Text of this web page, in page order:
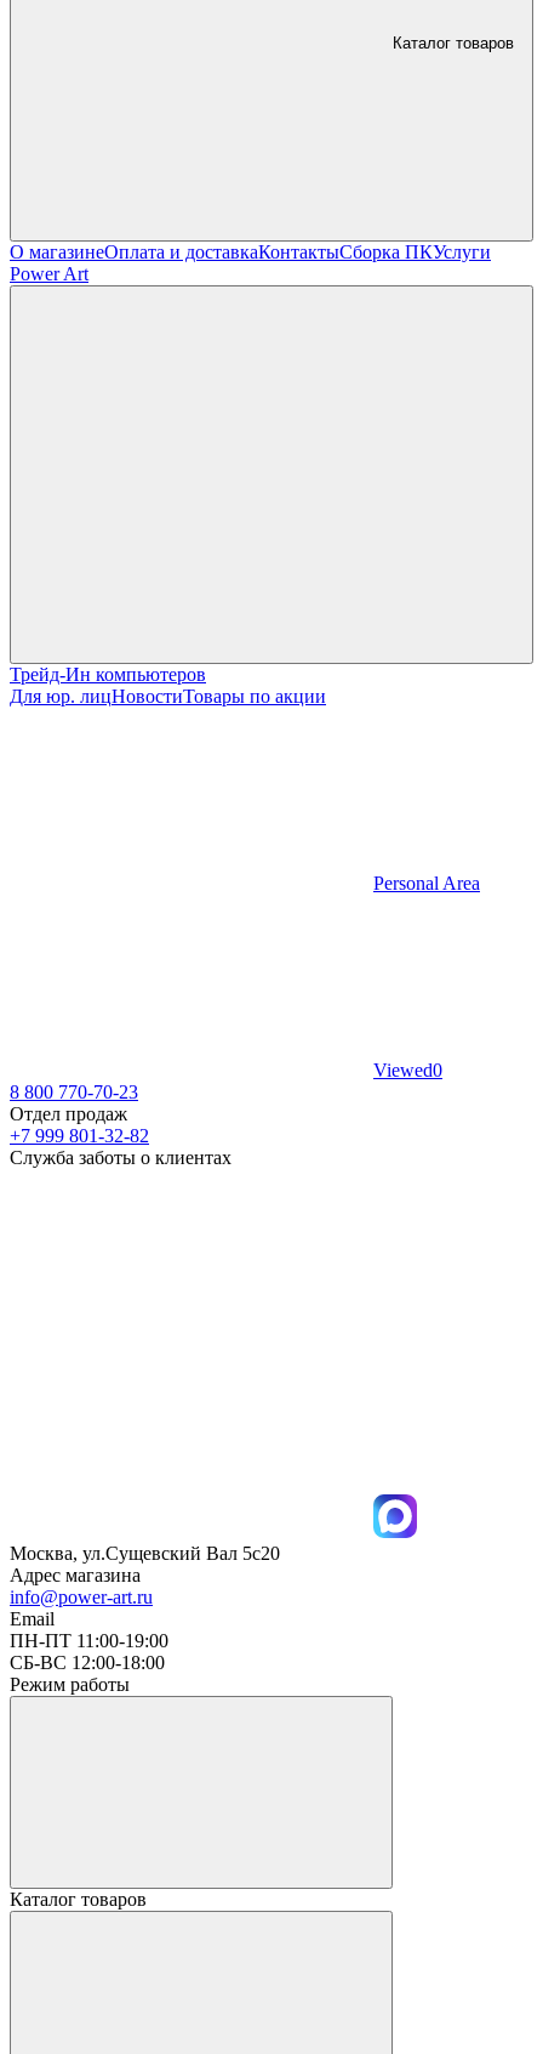
Каталог товаров
О магазинеОплата и доставкаКонтактыСборка ПКУслуги
Power Art
Трейд-Ин компьютеров
Для юр. лицНовостиТовары по акции
Personal Area
Viewed0
8 800 770-70-23
Отдел продаж
+7 999 801-32-82
Служба заботы о клиентах
Москва, ул.Сущевский Вал 5с20
Адрес магазина
info@power-art.ru
Email
ПН-ПТ 11:00-19:00
СБ-ВС 12:00-18:00
Режим работы
Каталог товаров